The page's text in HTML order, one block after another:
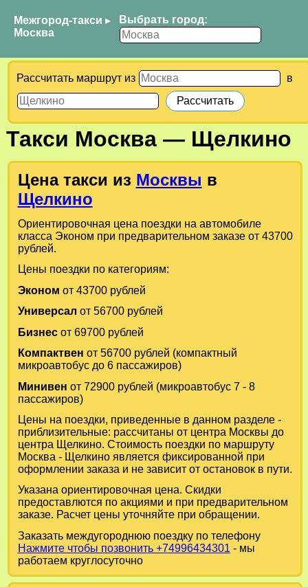
Межгород-такси ▸
Москва
Выбрать город:
Рассчитать маршрут из в
Такси Москва— Щелкино
Цена такси из Москвы в
Щелкино
Ориентировочная цена поездки на автомобиле
класса Эконом при предварительном заказе от 43700
рублей.
Цены поездки по категориям:
Эконом от 43700 рублей
Универсал от 56700 рублей
Бизнесот 69700 рублей
Компактвен от 56700 рублей (компактный
микроавтобус до 6 пассажиров)
Минивен от 72900 рублей (микроавтобус 7 - 8
пассажиров)
Цены на поездки, приведенные в данном разделе -
приблизительные: рассчитаны от центра Москвы до
центра Щелкино. Стоимость поездки по маршруту
Москва - Щелкино является фиксированной при
оформлении заказа и не зависит от остановок в пути.
Указана ориентировочная цена. Скидки
предоставлются по акциями и при предварительном
заказе. Расчет цены уточняйте при обращении.
Заказать междугороднюю поездку по телефону
Нажмите чтобы позвонить +74996434301 - мы
работаем круглосуточно